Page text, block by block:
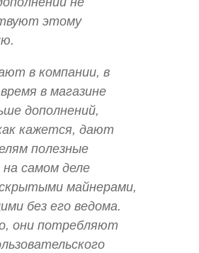
этому
в компании, в
в магазине
дополнений,
кажется, дают
полезные
самом деле
майнерами,
без его ведома.
они потребляют